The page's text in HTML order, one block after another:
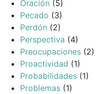
Oración (5)
Pecado (3)
Perdón (2)
Perspectiva (4)
Preocupaciones (2)
Proactividad (1)
Probabilidades (1)
Problemas (1)